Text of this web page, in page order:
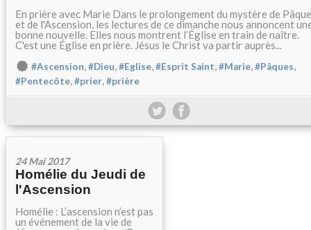
En prière avec Marie Dans le prolongement du mystère de
et de l'Ascension, les lectures de ce dimanche nous annoncent
bonne nouvelle. Elles nous montrent l’Église en train de naître.
C'est une Église en prière. Jésus le Christ va partir auprès...
#Ascension,#Dieu,#Eglise,#Esprit Saint,#Marie,#Pâques,
#Pentecôte,#prier,#prière
24 Mai 2017
Homélie du Jeudi de
l'Ascension
Homélie : L’ascension n’est pas
un événement de la vie de